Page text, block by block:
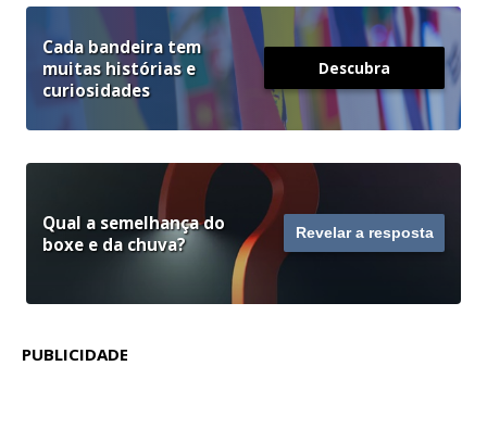
Cada bandeira tem
muitas histórias e
curiosidades
Descubra
Qual a semelhança do
boxe e da chuva?
Revelar a resposta
PUBLICIDADE